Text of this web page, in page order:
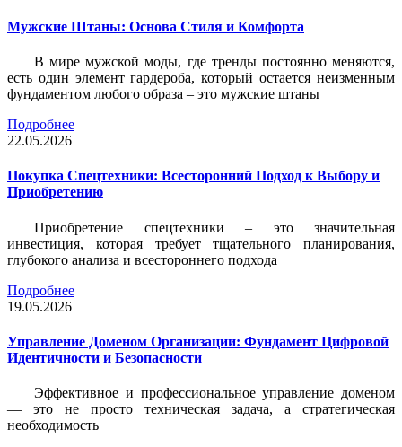
Мужские Штаны: Основа Стиля и Комфорта
В мире мужской моды, где тренды постоянно меняются,
есть один элемент гардероба, который остается неизменным
фундаментом любого образа – это мужские штаны
Подробнее
22.05.2026
Покупка Спецтехники: Всесторонний Подход к Выбору и
Приобретению
Приобретение спецтехники – это значительная
инвестиция, которая требует тщательного планирования,
глубокого анализа и всестороннего подхода
Подробнее
19.05.2026
Управление Доменом Организации: Фундамент Цифровой
Идентичности и Безопасности
Эффективное и профессиональное управление доменом
— это не просто техническая задача, а стратегическая
необходимость